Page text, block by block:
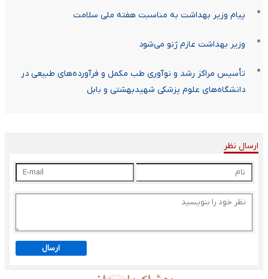
پیام وزیر بهداشت به مناسبت هفته ملی سلامت
وزیر بهداشت عازم ژنو می‌شود
تأسیس مراکز رشد و نوآوری طب مکمل و فرآورده‌های طبیعی در
دانشگاه‌های علوم پزشکی شهیدبهشتی و بابل
ارسال نظر
ارسال